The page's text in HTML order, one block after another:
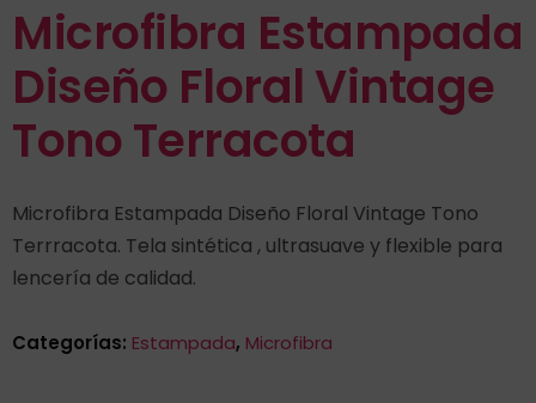
Microfibra Estampada
Diseño Floral Vintage
Tono Terracota
Microfibra Estampada Diseño Floral Vintage Tono
Terrracota. Tela sintética , ultrasuave y flexible para
lencería de calidad.
Categorías: Estampada, Microfibra